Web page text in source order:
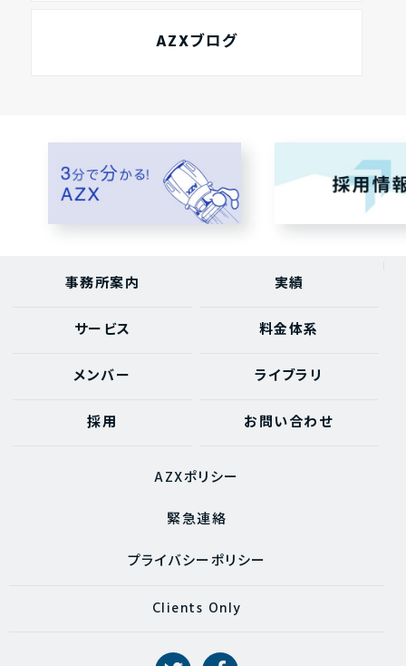
AZXブログ
事務所案内 実績
サービス 料金体系
メンバー ライブラリ
採用 お問い合わせ
AZXポリシー
緊急連絡
プライバシーポリシー
Clients Only